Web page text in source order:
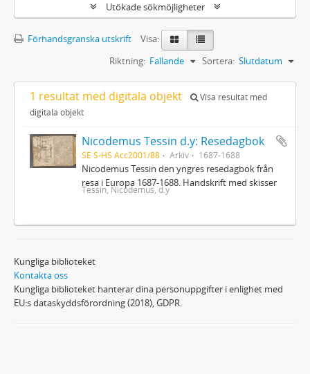
Utökade sökmöjligheter
Förhandsgranska utskrift
Visa:
Sortera: Slutdatum
Riktning: Fallande
1 resultat med digitala objekt
Visa resultat med
digitala objekt
Nicodemus Tessin d.y: Resedagbok
SE S-HS Acc2001/88 Arkiv 1687-1688
Nicodemus Tessin den yngres resedagbok från
resa i Europa 1687-1688. Handskrift med skisser
Tessin, Nicodemus, d.y
Kungliga biblioteket
Kontakta oss
Kungliga biblioteket hanterar dina personuppgifter i enlighet med
EU:s dataskyddsförordning (2018), GDPR.